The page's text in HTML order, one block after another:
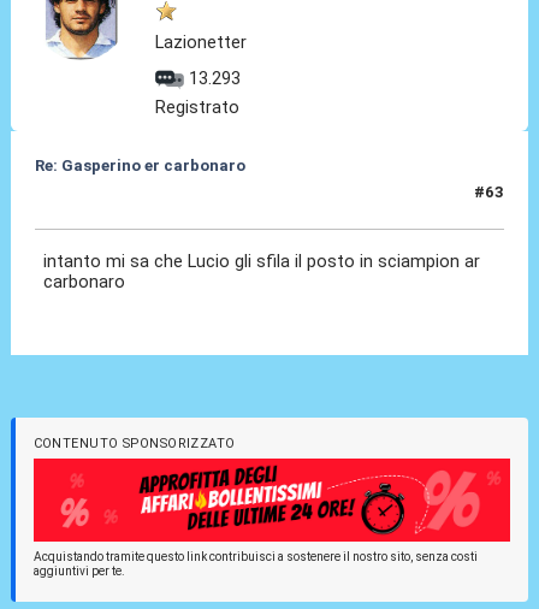
Lazionetter
13.293
Registrato
Re: Gasperino er carbonaro
#63
intanto mi sa che Lucio gli sfila il posto in sciampion ar
carbonaro
CONTENUTO SPONSORIZZATO
Acquistando tramite questo link contribuisci a sostenere il nostro sito, senza costi
aggiuntivi per te.